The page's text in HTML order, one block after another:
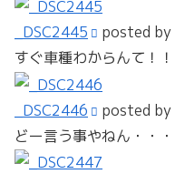
_DSC2445 posted by
すぐ車種わからんて！！
_DSC2446 posted by
どー言う事やねん・・・